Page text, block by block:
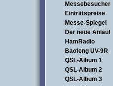
Messebesucher
Eintrittspreise
Messe-Spiegel
Der neue Anlauf
HamRadio
Baofeng UV-9R
QSL-Album 1
QSL-Album 2
QSL-Album 3